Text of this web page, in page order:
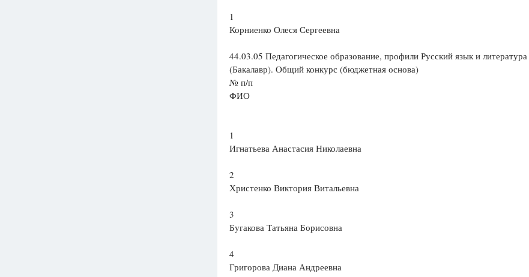
1
Корниенко Олеся Сергеевна
44.03.05 Педагогическое образование, профили Русский язык и литература
(Бакалавр). Общий конкурс (бюджетная основа)
№ п/п
ФИО
1
Игнатьева Анастасия Николаевна
2
Христенко Виктория Витальевна
3
Бугакова Татьяна Борисовна
4
Григорова Диана Андреевна